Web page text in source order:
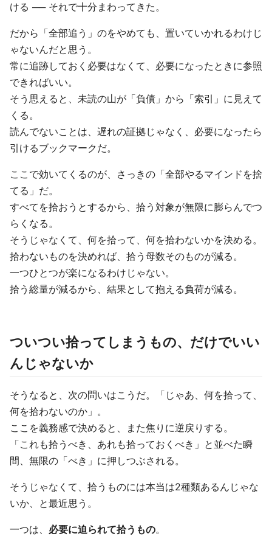
ける ── それで十分まわってきた。
だから「全部追う」のをやめても、置いていかれるわけじ
ゃないんだと思う。
常に追跡しておく必要はなくて、必要になったときに参照
できればいい。
そう思えると、未読の山が「負債」から「索引」に見えて
くる。
読んでないことは、遅れの証拠じゃなく、必要になったら
引けるブックマークだ。
ここで効いてくるのが、さっきの「全部やるマインドを捨
てる」だ。
すべてを拾おうとするから、拾う対象が無限に膨らんでつ
らくなる。
そうじゃなくて、何を拾って、何を拾わないかを決める。
拾わないものを決めれば、拾う母数そのものが減る。
一つひとつが楽になるわけじゃない。
拾う総量が減るから、結果として抱える負荷が減る。
ついつい拾ってしまうもの、だけでいい
んじゃないか
そうなると、次の問いはこうだ。「じゃあ、何を拾って、
何を拾わないのか」。
ここを義務感で決めると、また焦りに逆戻りする。
「これも拾うべき、あれも拾っておくべき」と並べた瞬
間、無限の「べき」に押しつぶされる。
そうじゃなくて、拾うものには本当は2種類あるんじゃな
いか、と最近思う。
一つは、 必要に迫られて拾うもの。